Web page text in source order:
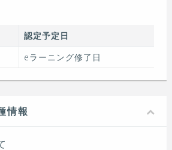
認定予定日
eラーニング修了日
情報